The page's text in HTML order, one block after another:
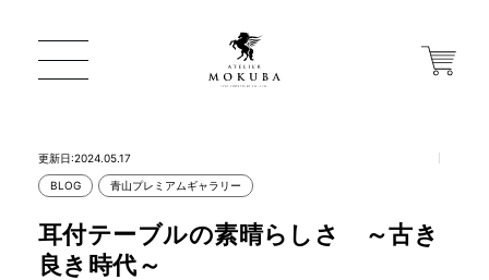
更新日:2024.05.17
BLOG 青山プレミアムギャラリー
耳付テーブルの素晴らしさ ～古き
良き時代～